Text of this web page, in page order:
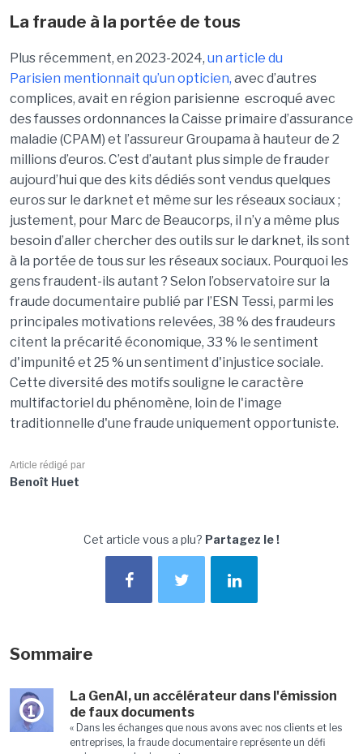
La fraude à la portée de tous
Plus récemment, en 2023-2024, un article du
Parisien mentionnait qu’un opticien, avec d’autres
complices, avait en région parisienne escroqué avec
des fausses ordonnances la Caisse primaire d’assurance
maladie (CPAM) et l’assureur Groupama à hauteur de 2
millions d’euros. C’est d’autant plus simple de frauder
aujourd’hui que des kits dédiés sont vendus quelques
euros sur le darknet et même sur les réseaux sociaux ;
justement, pour Marc de Beaucorps, il n’y a même plus
besoin d’aller chercher des outils sur le darknet, ils sont
à la portée de tous sur les réseaux sociaux. Pourquoi les
gens fraudent-ils autant ? Selon l’observatoire sur la
fraude documentaire publié par l’ESN Tessi, parmi les
principales motivations relevées, 38 % des fraudeurs
citent la précarité économique, 33 % le sentiment
d'impunité et 25 % un sentiment d'injustice sociale.
Cette diversité des motifs souligne le caractère
multifactoriel du phénomène, loin de l'image
traditionnelle d'une fraude uniquement opportuniste.
Article rédigé par
Benoît Huet
Cet article vous a plu? Partagez le !
Sommaire
1
La GenAI, un accélérateur dans l'émission
de faux documents
« Dans les échanges que nous avons avec nos clients et les
entreprises, la fraude documentaire représente un défi